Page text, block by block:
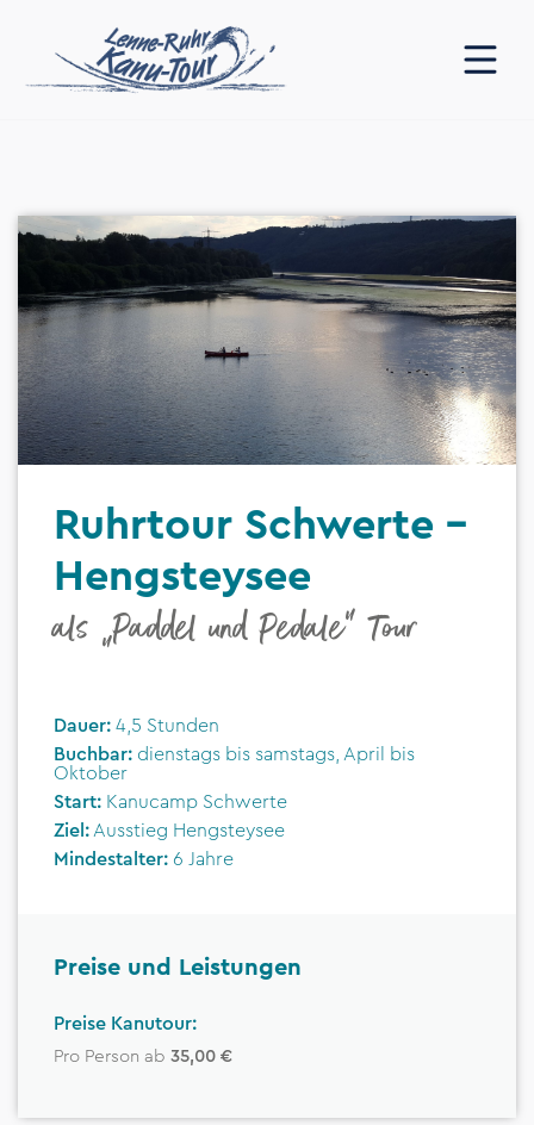
Ruhrtour Schwerte -
Hengsteysee
als „Paddel und Pedale“ Tour
Dauer: 4,5 Stunden
Buchbar: dienstags bis samstags, April bis
Oktober
Start: Kanucamp Schwerte
Ziel: Ausstieg Hengsteysee
Mindestalter: 6 Jahre
Preise und Leistungen
Preise Kanutour:
Pro Person ab 35,00 €